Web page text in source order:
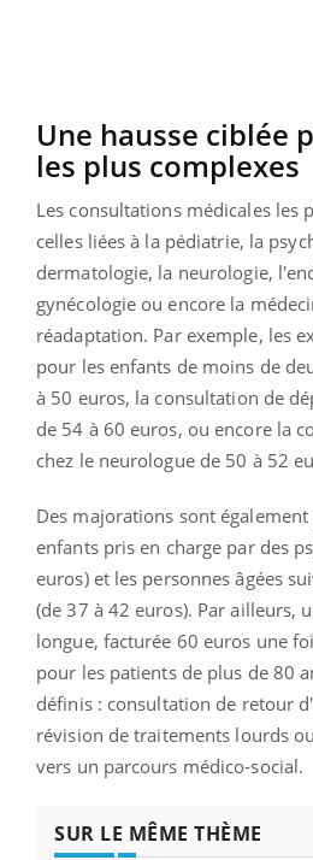
Une hausse ciblée
les plus complexes
Les consultations médicales les
celles liées à la pédiatrie, la
dermatologie, la neurologie,
gynécologie ou encore la
réadaptation. Par exemple, les
pour les enfants de moins de
à 50 euros, la consultation de
de 54 à 60 euros, ou encore la
chez le neurologue de 50 à 52
Des majorations sont
enfants pris en charge par des
euros) et les personnes âgées
(de 37 à 42 euros). Par ailleurs,
longue, facturée 60 euros une
pour les patients de plus de 80
définis : consultation de retour
révision de traitements lourds
vers un parcours médico-social.
SUR LE MÊME THÈME